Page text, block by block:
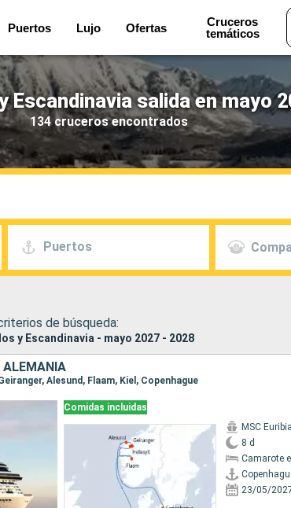
Puertos Lujo Ofertas
Cruceros
temáticos
Escandinavia salida en mayo
134 cruceros encontrados
Puertos
de búsqueda:
y Escandinavia - mayo 2027 - 2028
ALEMANIA
Alesund, Flaam, Kiel, Copenhague
Comidas incluidas
MSC Euribia
8 d
Camarote
23/05/